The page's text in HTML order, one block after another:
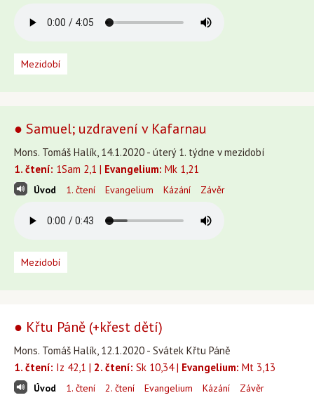
Mezidobí
● Samuel; uzdravení v Kafarnau
Mons. Tomáš Halík, 14.1.2020 - úterý 1. týdne v mezidobí
1. čtení: 1Sam 2,1 | Evangelium: Mk 1,21
Úvod 1. čtení Evangelium Kázání Závěr
Mezidobí
● Křtu Páně (+křest dětí)
Mons. Tomáš Halík, 12.1.2020 - Svátek Křtu Páně
1. čtení: Iz 42,1 | 2. čtení: Sk 10,34 | Evangelium: Mt 3,13
Úvod 1. čtení 2. čtení Evangelium Kázání Závěr